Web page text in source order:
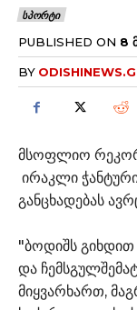
ᲡᲞᲝᲠᲢᲘ
PUBLISHED ON 8
BY
მსოფლიო
ირაკლი
განცხადებას
"ბოდიშს
და
მიყვარხართ,